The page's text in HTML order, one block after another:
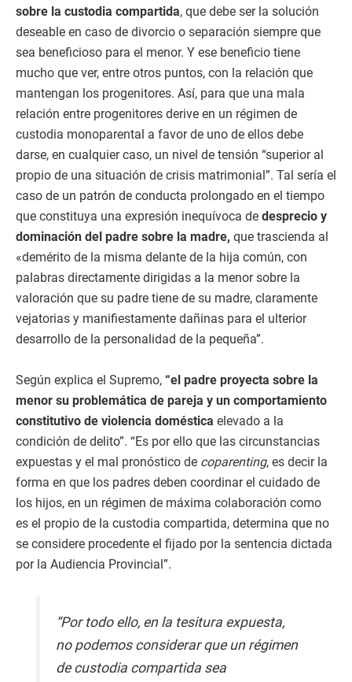
sobre la custodia compartida, que debe ser la solución
deseable en caso de divorcio o separación siempre que
sea beneficioso para el menor. Y ese beneficio tiene
mucho que ver, entre otros puntos, con la relación que
mantengan los progenitores. Así, para que una mala
relación entre progenitores derive en un régimen de
custodia monoparental a favor de uno de ellos debe
darse, en cualquier caso, un nivel de tensión “superior al
propio de una situación de crisis matrimonial”. Tal sería el
caso de un patrón de conducta prolongado en el tiempo
que constituya una expresión inequívoca de desprecio y
dominación del padre sobre la madre, que trascienda al
«demérito de la misma delante de la hija común, con
palabras directamente dirigidas a la menor sobre la
valoración que su padre tiene de su madre, claramente
vejatorias y manifiestamente dañinas para el ulterior
desarrollo de la personalidad de la pequeña”.
Según explica el Supremo, “el padre proyecta sobre la
menor su problemática de pareja y un comportamiento
constitutivo de violencia doméstica elevado a la
condición de delito”. “Es por ello que las circunstancias
expuestas y el mal pronóstico de coparenting, es decir la
forma en que los padres deben coordinar el cuidado de
los hijos, en un régimen de máxima colaboración como
es el propio de la custodia compartida, determina que no
se considere procedente el fijado por la sentencia dictada
por la Audiencia Provincial”.
“Por todo ello, en la tesitura expuesta,
no podemos considerar que un régimen
de custodia compartida sea